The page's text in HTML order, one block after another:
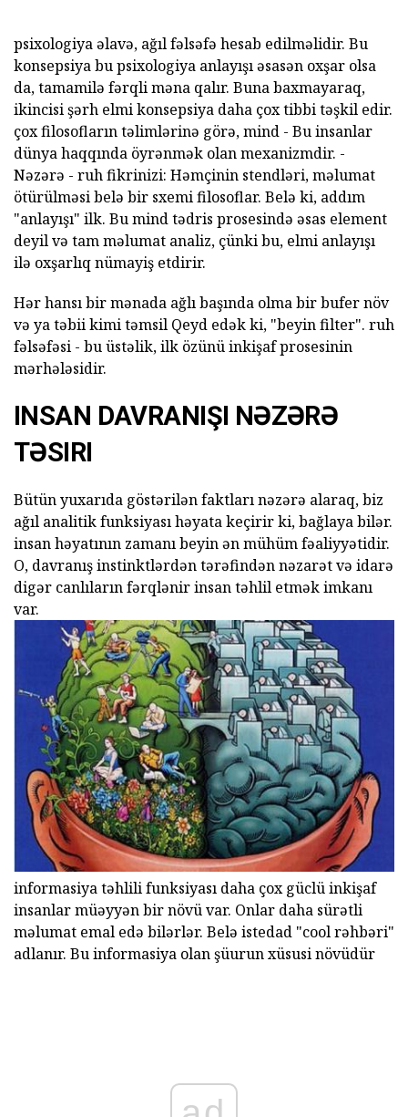
psixologiya əlavə, ağıl fəlsəfə hesab edilməlidir. Bu
konsepsiya bu psixologiya anlayışı əsasən oxşar olsa
da, tamamilə fərqli məna qalır. Buna baxmayaraq,
ikincisi şərh elmi konsepsiya daha çox tibbi təşkil edir.
çox filosofların təlimlərinə görə, mind - Bu insanlar
dünya haqqında öyrənmək olan mexanizmdir. -
Nəzərə - ruh fikrinizi: Həmçinin stendləri, məlumat
ötürülməsi belə bir sxemi filosoflar. Belə ki, addım
"anlayışı" ilk. Bu mind tədris prosesində əsas element
deyil və tam məlumat analiz, çünki bu, elmi anlayışı
ilə oxşarlıq nümayiş etdirir.
Hər hansı bir mənada ağlı başında olma bir bufer növ
və ya təbii kimi təmsil Qeyd edək ki, "beyin filter". ruh
fəlsəfəsi - bu üstəlik, ilk özünü inkişaf prosesinin
mərhələsidir.
INSAN DAVRANIŞI NƏZƏRƏ
TƏSIRI
Bütün yuxarıda göstərilən faktları nəzərə alaraq, biz
ağıl analitik funksiyası həyata keçirir ki, bağlaya bilər.
insan həyatının zamanı beyin ən mühüm fəaliyyətidir.
O, davranış instinktlərdən tərəfindən nəzarət və idarə
digər canlıların fərqlənir insan təhlil etmək imkanı
var.
informasiya təhlili funksiyası daha çox güclü inkişaf
insanlar müəyyən bir növü var. Onlar daha sürətli
məlumat emal edə bilərlər. Belə istedad "cool rəhbəri"
adlanır. Bu informasiya olan şüurun xüsusi növüdür